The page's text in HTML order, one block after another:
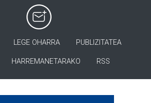
LEGE OHARRA PUBLIZITATEA
HARREMANETARAKO RSS